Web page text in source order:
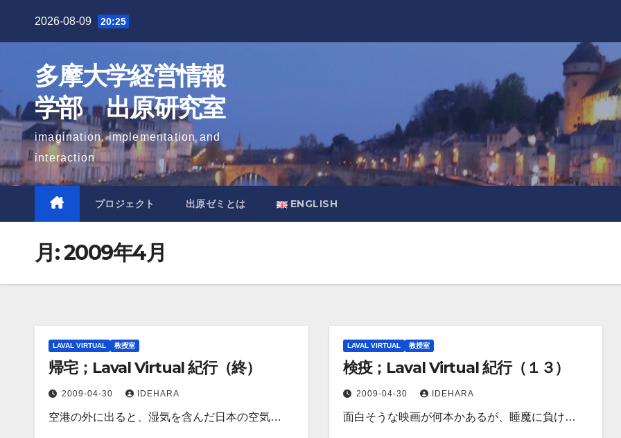
2026-08-09 20:25
多摩大学経営情報
学部 出原研究室
imagination, implementation and
interaction
プロジェクト 出原ゼミとは ENGLISH
月:2009年4月
LAVAL VIRTUAL 教授室
帰宅；Laval Virtual 紀行（終）
2009-04-30 IDEHARA
空港の外に出ると、湿気を含んだ日本の空気…
LAVAL VIRTUAL 教授室
検疫；Laval Virtual 紀行（１３）
2009-04-30 IDEHARA
面白そうな映画が何本かあるが、睡魔に負け…